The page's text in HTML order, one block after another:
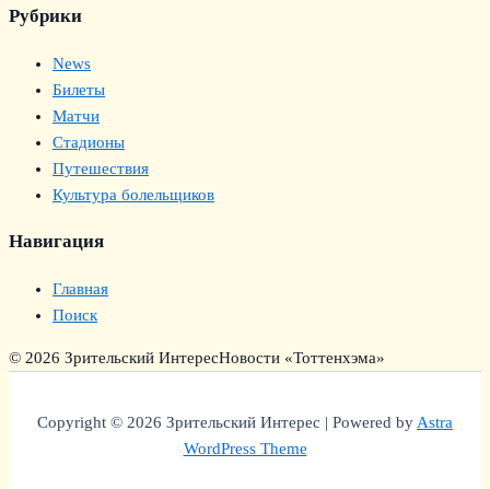
Рубрики
News
Билеты
Матчи
Стадионы
Путешествия
Культура болельщиков
Навигация
Главная
Поиск
© 2026 Зрительский ИнтересНовости «Тоттенхэма»
Copyright © 2026 Зрительский Интерес | Powered byAstra
WordPress Theme